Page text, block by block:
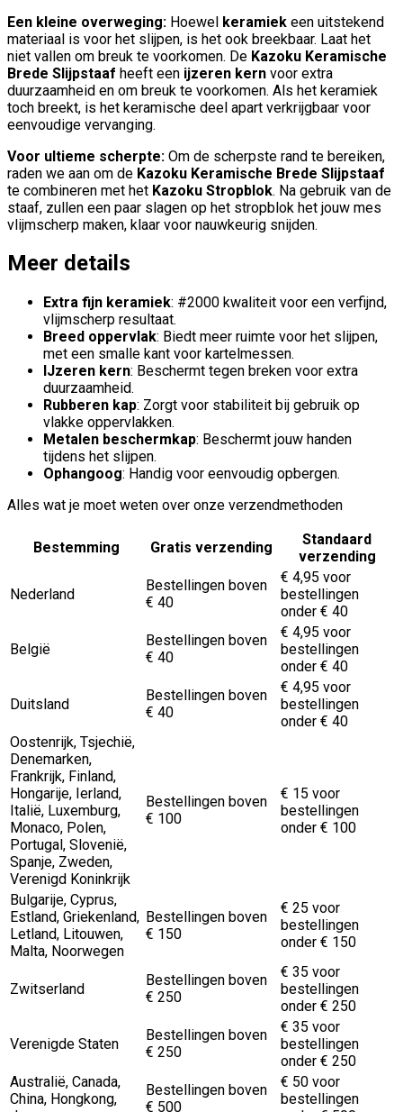
Een kleine overweging: Hoewel keramiek een uitstekend
materiaal is voor het slijpen, is het ook breekbaar. Laat het
niet vallen om breuk te voorkomen. De Kazoku Keramische
Brede Slijpstaaf heeft een ijzeren kern voor extra
duurzaamheid en om breuk te voorkomen. Als het keramiek
toch breekt, is het keramische deel apart verkrijgbaar voor
eenvoudige vervanging.
Voor ultieme scherpte: Om de scherpste rand te bereiken,
raden we aan om de Kazoku Keramische Brede Slijpstaaf
te combineren met het Kazoku Stropblok. Na gebruik van de
staaf, zullen een paar slagen op het stropblok het jouw mes
vlijmscherp maken, klaar voor nauwkeurig snijden.
Meer details
Extra fijn keramiek: #2000 kwaliteit voor een verfijnd,
vlijmscherp resultaat.
Breed oppervlak: Biedt meer ruimte voor het slijpen,
met een smalle kant voor kartelmessen.
IJzeren kern: Beschermt tegen breken voor extra
duurzaamheid.
Rubberen kap: Zorgt voor stabiliteit bij gebruik op
vlakke oppervlakken.
Metalen beschermkap: Beschermt jouw handen
tijdens het slijpen.
Ophangoog: Handig voor eenvoudig opbergen.
Alles wat je moet weten over onze verzendmethoden
Bestemming Gratis verzending
Standaard
verzending
Nederland
Bestellingen boven
€ 40
€ 4,95 voor
bestellingen
onder € 40
België
Bestellingen boven
€ 40
€ 4,95 voor
bestellingen
onder € 40
Duitsland
Bestellingen boven
€ 40
€ 4,95 voor
bestellingen
onder € 40
Oostenrijk, Tsjechië,
Denemarken,
Frankrijk, Finland,
Hongarije, Ierland,
Italië, Luxemburg,
Monaco, Polen,
Portugal, Slovenië,
Spanje, Zweden,
Verenigd Koninkrijk
Bestellingen boven
€ 100
€ 15 voor
bestellingen
onder € 100
Bulgarije, Cyprus,
Estland, Griekenland,
Letland, Litouwen,
Malta, Noorwegen
Bestellingen boven
€ 150
€ 25 voor
bestellingen
onder € 150
Zwitserland
Bestellingen boven
€ 250
€ 35 voor
bestellingen
onder € 250
Verenigde Staten
Bestellingen boven
€ 250
€ 35 voor
bestellingen
onder € 250
Australië, Canada,
China, Hongkong,
Bestellingen boven
€ 500
€ 50 voor
bestellingen